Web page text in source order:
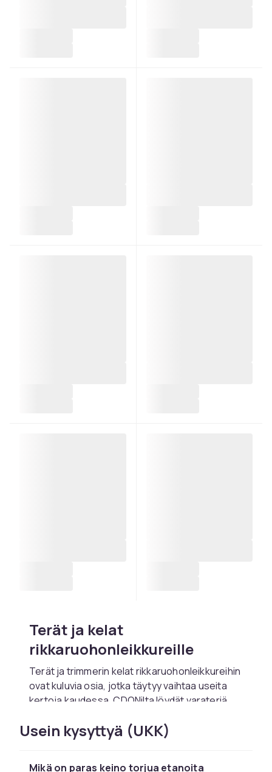
Terät ja kelat
rikkaruohonleikkureille
Terät ja trimmerin kelat rikkaruohonleikkureihin
ovat kuluvia osia, jotka täytyy vaihtaa useita
kertoja kaudessa. CDONilta löydät varateriä
keloja ja irtosiimoja eri paksuuksissa
tunnetuilta valmistajilta. Terävät terät
Usein kysyttyä (UKK)
Mikä on paras keino torjua etanoita